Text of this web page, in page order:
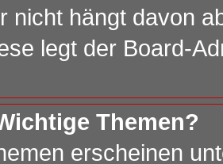
nicht hängt davon
legt der Board-
Themen?
erscheinen